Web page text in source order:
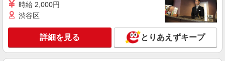
派遣社員
戦力エージェント株式会社
建機部品の検査・仕上げ作業
【時給】1,500円 交通費別途支給（当社規定
有）
時給 2,000円
渋谷区
詳細を見る とりあえずキープ